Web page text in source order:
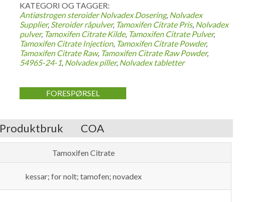
KATEGORI OG TAGGER:
Antiøstrogen steroider Nolvadex Dosering, Nolvadex
Supplier, Steroider råpulver, Tamoxifen Citrate Pris, Nolvadex
pulver, Tamoxifen Citrate Kilde, Tamoxifen Citrate Pulver,
Tamoxifen Citrate Injection, Tamoxifen Citrate Powder,
Tamoxifen Citrate Raw, Tamoxifen Citrate Raw Powder,
54965-24-1, Nolvadex piller, Nolvadex tabletter
FORESPØRSEL
Produktbruk COA
Tamoxifen Citrate
kessar; for nolt; tamofen; novadex